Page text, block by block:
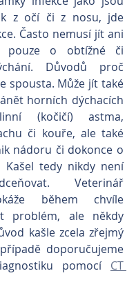
z očí či z nosu, jde
Často nemusí jít ani
pouze o obtížné či
Důvodů proč
spousta. Může jít také
horních dýchacích
(kočičí) astma,
či kouře, ale také
nádoru či dokonce o
Kašel tedy nikdy není
Veterinář
během chvíle
problém, ale někdy
kašle zcela zřejmý
doporučujeme
pomocí CT